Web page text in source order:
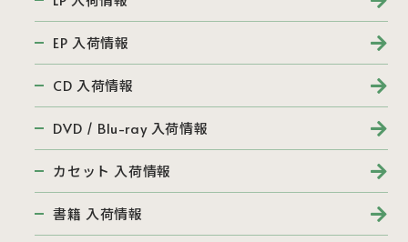
EP 入荷情報
CD 入荷情報
DVD / Blu-ray 入荷情報
カセット 入荷情報
書籍 入荷情報